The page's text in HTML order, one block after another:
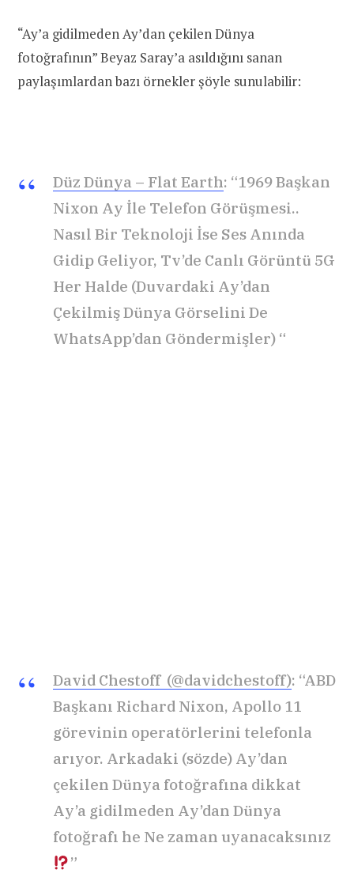
“Ay’a gidilmeden Ay’dan çekilen Dünya
fotoğrafının” Beyaz Saray’a asıldığını sanan
paylaşımlardan bazı örnekler şöyle sunulabilir:
Düz Dünya – Flat Earth: “1969 Başkan
Nixon Ay İle Telefon Görüşmesi..
Nasıl Bir Teknoloji İse Ses Anında
Gidip Geliyor, Tv’de Canlı Görüntü 5G
Her Halde (Duvardaki Ay’dan
Çekilmiş Dünya Görselini De
WhatsApp’dan Göndermişler) “
David Chestoff (@davidchestoff): “ABD
Başkanı Richard Nixon, Apollo 11
görevinin operatörlerini telefonla
arıyor. Arkadaki (sözde) Ay’dan
çekilen Dünya fotoğrafına dikkat
Ay’a gidilmeden Ay’dan Dünya
fotoğrafı he Ne zaman uyanacaksınız
”